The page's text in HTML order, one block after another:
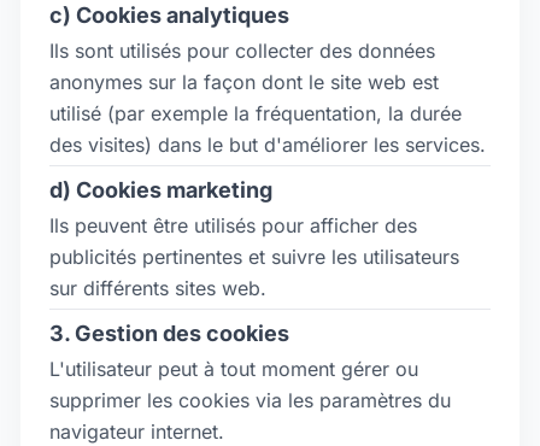
c) Cookies analytiques
Ils sont utilisés pour collecter des données
anonymes sur la façon dont le site web est
utilisé (par exemple la fréquentation, la durée
des visites) dans le but d'améliorer les services.
d) Cookies marketing
Ils peuvent être utilisés pour afficher des
publicités pertinentes et suivre les utilisateurs
sur différents sites web.
3. Gestion des cookies
L'utilisateur peut à tout moment gérer ou
supprimer les cookies via les paramètres du
navigateur internet.